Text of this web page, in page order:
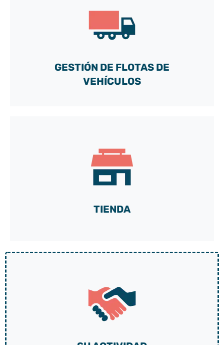
GESTIÓN DE FLOTAS DE
VEHÍCULOS
Acceda a nuestra cuenta DEMO gratuita
y descubra todas las posibilidades de nuestra caja
¡Vamos!
TIENDA
Acceda a nuestra cuenta DEMO gratuita
y descubra todas las posibilidades de nuestra caja
de herramientas a medida
¡Vamos!